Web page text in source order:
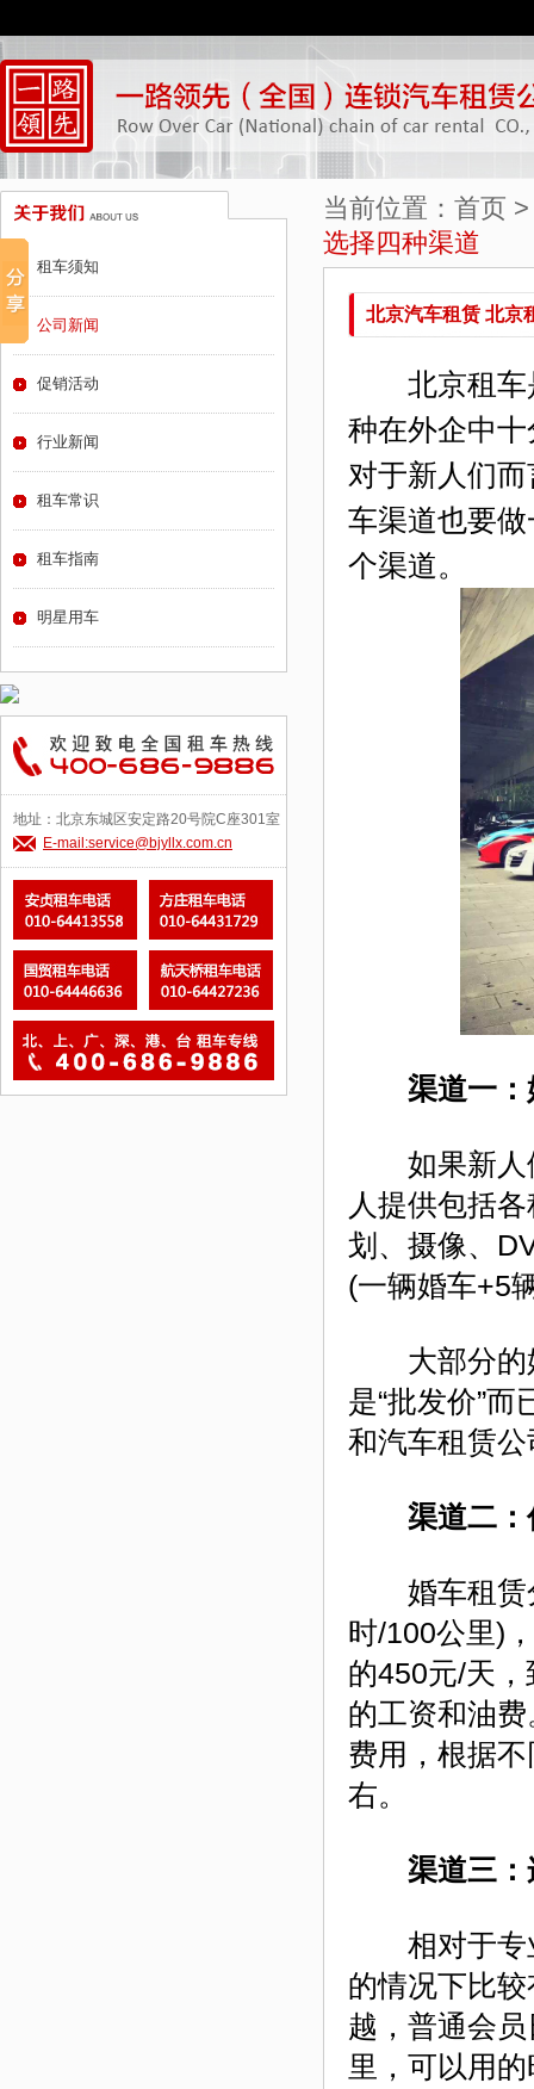
当前位置： 首页
选择四种渠道
北京汽车租赁 北京
北京租车是
种在外企中
对于新人们
车渠道也要
个渠道。
渠道一：
如果新人们
人提供包括
划、摄像、
(一辆婚车+5
大部分的婚
是“批发价”
和汽车租赁
渠道二：
婚车租赁分
时/100公里)
的450元/天
的工资和油
费用，根据
右。
渠道三：
相对于专业
的情况下比
越，普通会
里，可以用
租车须知
公司新闻
促销活动
行业新闻
租车常识
租车指南
明星用车
地址：北京东城区安定路20号院C座301室
E-mail:service@bjyllx.com.cn